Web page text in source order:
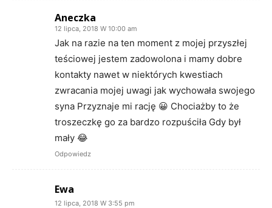
Aneczka
12 lipca, 2018 W 10:00 am
Jak na razie na ten moment z mojej przyszłej
teściowej jestem zadowolona i mamy dobre
kontakty nawet w niektórych kwestiach
zwracania mojej uwagi jak wychowała swojego
syna Przyznaje mi rację 😀 Chociażby to że
troszeczkę go za bardzo rozpuściła Gdy był
mały 😂
Odpowiedz
Ewa
12 lipca, 2018 W 3:55 pm